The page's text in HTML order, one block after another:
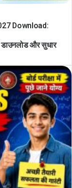
Download:
डाउनलोड और सुधार